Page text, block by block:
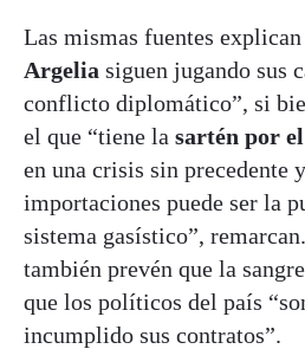
Las mismas fuentes explican
Argelia siguen jugando sus
conflicto diplomático”, si
el que “tiene la sartén por
en una crisis sin precedente
importaciones puede ser la
sistema gasístico”,
también prevén que la
que los políticos del país
incumplido sus contratos”.